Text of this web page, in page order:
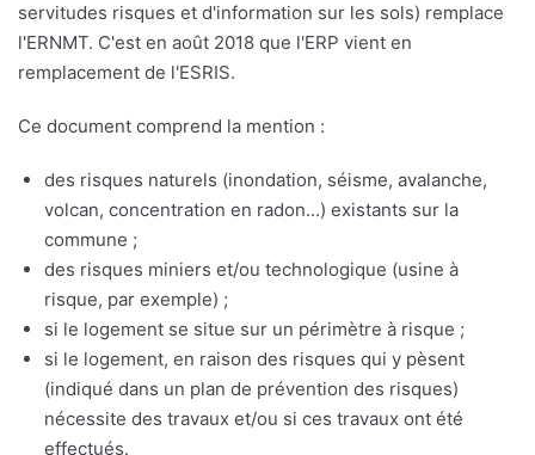
servitudes risques et d'information sur les sols) remplace
l'ERNMT. C'est en août 2018 que l'ERP vient en
remplacement de l'ESRIS.
Ce document comprend la mention :
des risques naturels (inondation, séisme, avalanche,
volcan, concentration en radon...) existants sur la
commune ;
des risques miniers et/ou technologique (usine à
risque, par exemple) ;
si le logement se situe sur un périmètre à risque ;
si le logement, en raison des risques qui y pèsent
(indiqué dans un plan de prévention des risques)
nécessite des travaux et/ou si ces travaux ont été
effectués.